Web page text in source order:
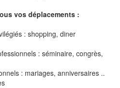
vos déplacements :
: shopping, diner
: séminaire, congrès,
: mariages, anniversaires ..